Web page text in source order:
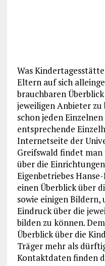
Was
Eltern auf sich
brauchbaren
jeweiligen Anbieter zu
schon jeden
entsprechende
Internetseite der
Greifswald findet
über die
Eigenbetriebes
einen Überblick über
sowie einigen Bildern,
Eindruck über die
bilden zu können.
Überblick über die
Träger mehr als
Kontaktdaten finden